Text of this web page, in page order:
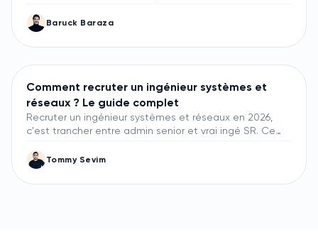
avec les études Gallup et APEC : rémunération
transparente, qualité du manager direct, projet
structurant, formation continue, onboarding 90 jours,
Baruck Baraza
Comment recruter un ingénieur systèmes et
réseaux ? Le guide complet
Recruter un ingénieur systèmes et réseaux en 2026,
c'est trancher entre admin senior et vrai ingé SR. Ce
l'admin SR, marché 2026, scorecard 5 indicateurs,
sourcing par profil, cas d'archi 60 minutes, onboarding
90 jours avec premier projet structurant livré à M3.
Tommy Sevim